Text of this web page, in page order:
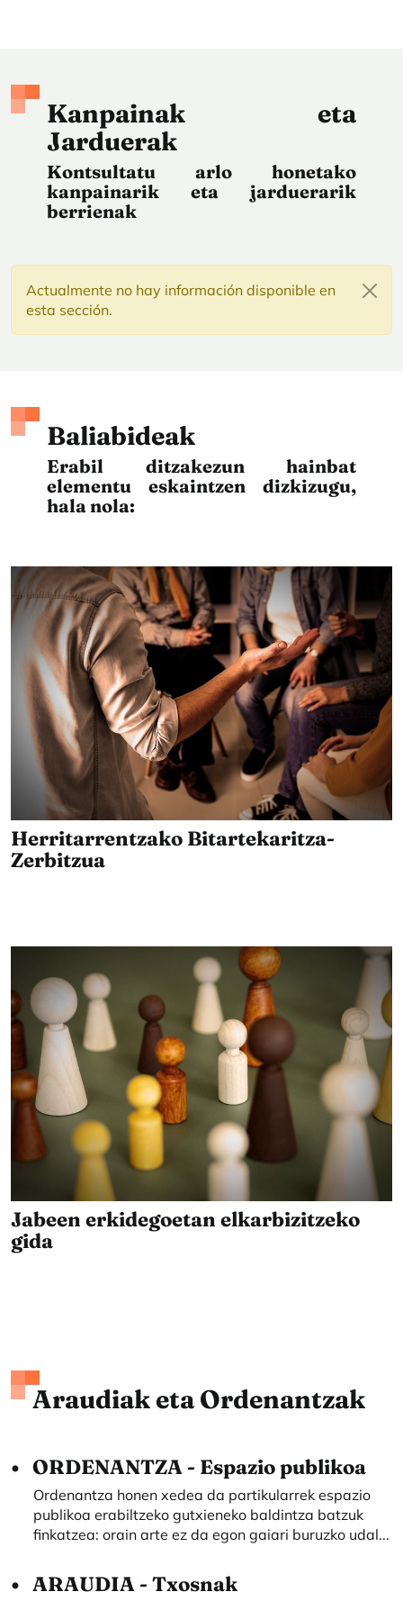
Kanpainak eta
Jarduerak
Kontsultatu arlo honetako
kanpainarik eta jarduerarik
berrienak
Actualmente no hay información disponible en
esta sección.
Baliabideak
Erabil ditzakezun hainbat
elementu eskaintzen dizkizugu,
hala nola:
Herritarrentzako Bitartekaritza-
Zerbitzua
Jabeen erkidegoetan elkarbizitzeko
gida
Araudiak eta Ordenantzak
ORDENANTZA - Espazio publikoa
Ordenantza honen xedea da partikularrek espazio
publikoa erabiltzeko gutxieneko baldintza batzuk
finkatzea: orain arte ez da egon gaiari buruzko udal...
ARAUDIA - Txosnak